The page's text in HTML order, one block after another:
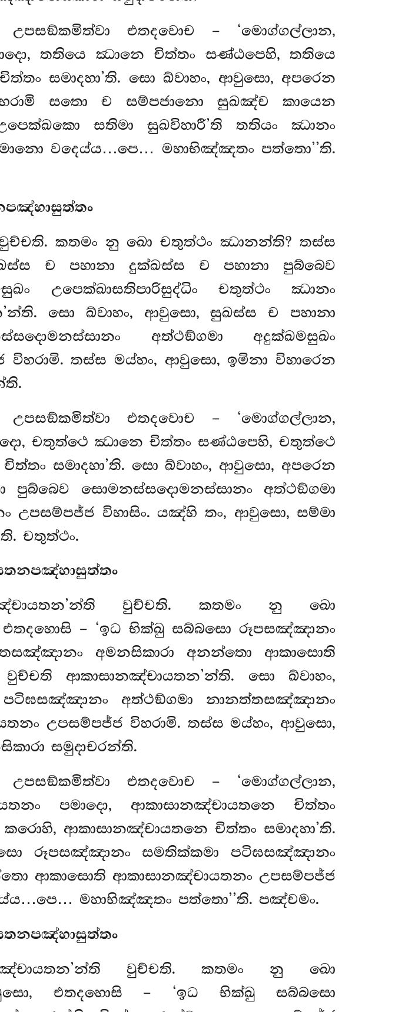
එතදවොච – ‘මොග්ගල්ලාන,
තතියෙ ඣානෙ චිත්තං සණ්ඨපෙහි, තතියෙ
සමාදහා’ති. සො ඛ්වාහං, ආවුසො, අපරෙන
සතො ච සම්පජානො සුඛඤ්ච කායෙන
සතිමා සුඛවිහාරී’ති තතියං ඣානං
වදෙය්ය…පෙ… මහාභිඤ්ඤතං පත්තො’’ති.
කතමං නු ඛො චතුත්ථං ඣානන්ති? තස්ස
ච පහානා දුක්ඛස්ස ච පහානා පුබ්බෙව
උපෙක්ඛාසතිපාරිසුද්ධිං චතුත්ථං ඣානං
සො ඛ්වාහං, ආවුසො, සුඛස්ස ච පහානා
අත්ථඞ්ගමා අදුක්ඛමසුඛං
විහරාමි. තස්ස මය්හං, ආවුසො, ඉමිනා විහාරෙන
එතදවොච – ‘මොග්ගල්ලාන,
චතුත්ථෙ ඣානෙ චිත්තං සණ්ඨපෙහි, චතුත්ථෙ
සමාදහා’ති. සො ඛ්වාහං, ආවුසො, අපරෙන
පුබ්බෙව සොමනස්සදොමනස්සානං අත්ථඞ්ගමා
උපසම්පජ්ජ විහාසිං. යඤ්හි තං, ආවුසො, සම්මා
චතුත්ථං.
වුච්චති. කතමං නු ඛො
– ‘ඉධ භික්ඛු සබ්බසො රූපසඤ්ඤානං
අමනසිකාරා අනන්තො ආකාසොති
ආකාසානඤ්චායතන’න්ති. සො ඛ්වාහං,
අත්ථඞ්ගමා නානත්තසඤ්ඤානං
උපසම්පජ්ජ විහරාමි. තස්ස මය්හං, ආවුසො,
සමුදාචරන්ති.
එතදවොච – ‘මොග්ගල්ලාන,
පමාදො, ආකාසානඤ්චායතනෙ චිත්තං
ආකාසානඤ්චායතනෙ චිත්තං සමාදහා’ති.
රූපසඤ්ඤානං සමතික්කමා පටිඝසඤ්ඤානං
ආකාසොති ආකාසානඤ්චායතනං උපසම්පජ්ජ
මහාභිඤ්ඤතං පත්තො’’ති. පඤ්චමං.
වුච්චති. කතමං නු ඛො
එතදහොසි – ‘ඉධ භික්ඛු සබ්බසො